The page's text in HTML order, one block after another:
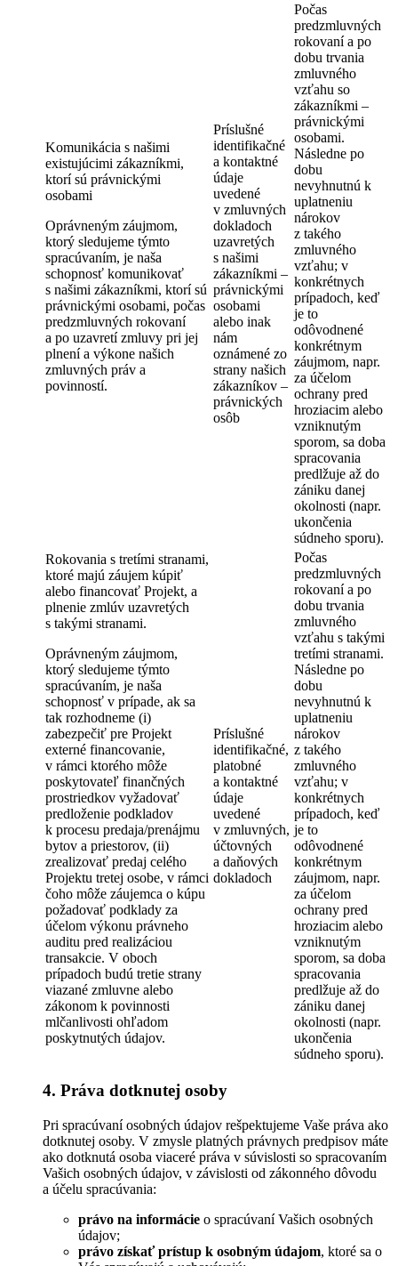
Komunikácia s našimi
existujúcimi zákazníkmi,
ktorí sú právnickými
osobami
Oprávneným záujmom,
ktorý sledujeme týmto
spracúvaním, je naša
schopnosť komunikovať
s našimi zákazníkmi, ktorí sú
právnickými osobami, počas
predzmluvných rokovaní
a po uzavretí zmluvy pri jej
plnení a výkone našich
zmluvných práv a
povinností.
Príslušné
identifikačné
a kontaktné
údaje
uvedené
v zmluvných
dokladoch
uzavretých
s našimi
zákazníkmi –
právnickými
osobami
alebo inak
nám
oznámené zo
strany našich
zákazníkov –
právnických
osôb
Počas
predzmluvných
rokovaní a po
dobu trvania
zmluvného
vzťahu so
zákazníkmi –
právnickými
osobami.
Následne po
dobu
nevyhnutnú k
uplatneniu
nárokov
z takého
zmluvného
vzťahu; v
konkrétnych
prípadoch, keď
je to
odôvodnené
konkrétnym
záujmom, napr.
za účelom
ochrany pred
hroziacim alebo
vzniknutým
sporom, sa doba
spracovania
predlžuje až do
zániku danej
okolnosti (napr.
ukončenia
súdneho sporu).
Rokovania s tretími stranami,
ktoré majú záujem kúpiť
alebo financovať Projekt, a
plnenie zmlúv uzavretých
s takými stranami.
Oprávneným záujmom,
ktorý sledujeme týmto
spracúvaním, je naša
schopnosť v prípade, ak sa
tak rozhodneme (i)
zabezpečiť pre Projekt
externé financovanie,
v rámci ktorého môže
poskytovateľ finančných
prostriedkov vyžadovať
predloženie podkladov
k procesu predaja/prenájmu
bytov a priestorov, (ii)
zrealizovať predaj celého
Projektu tretej osobe, v rámci
čoho môže záujemca o kúpu
požadovať podklady za
účelom výkonu právneho
auditu pred realizáciou
transakcie. V oboch
prípadoch budú tretie strany
viazané zmluvne alebo
zákonom k povinnosti
mlčanlivosti ohľadom
poskytnutých údajov.
Príslušné
identifikačné,
platobné
a kontaktné
údaje
uvedené
v zmluvných,
účtovných
a daňových
dokladoch
Počas
predzmluvných
rokovaní a po
dobu trvania
zmluvného
vzťahu s takými
tretími stranami.
Následne po
dobu
nevyhnutnú k
uplatneniu
nárokov
z takého
zmluvného
vzťahu; v
konkrétnych
prípadoch, keď
je to
odôvodnené
konkrétnym
záujmom, napr.
za účelom
ochrany pred
hroziacim alebo
vzniknutým
sporom, sa doba
spracovania
predlžuje až do
zániku danej
okolnosti (napr.
ukončenia
súdneho sporu).
4. Práva dotknutej osoby
Pri spracúvaní osobných údajov rešpektujeme Vaše práva ako
dotknutej osoby. V zmysle platných právnych predpisov máte
ako dotknutá osoba viaceré práva v súvislosti so spracovaním
Vašich osobných údajov, v závislosti od zákonného dôvodu
a účelu spracúvania:
právo na informácie o spracúvaní Vašich osobných
údajov;
právo získať prístup k osobným údajom, ktoré sa o